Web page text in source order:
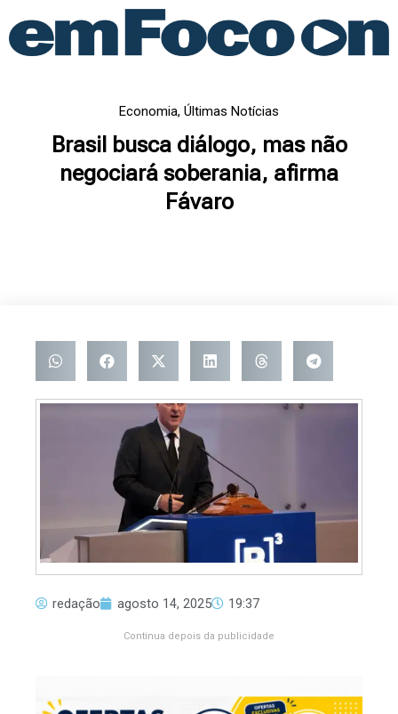
para
Economia, Últimas Notícias
Brasil busca diálogo, mas não
negociará soberania, afirma
Fávaro
redação agosto 14, 2025 19:37
Continua depois da publicidade